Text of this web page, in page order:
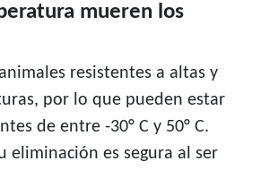
mueren los
resistentes a altas y
por lo que pueden estar
de entre -30° C y 50° C.
eliminación es segura al ser